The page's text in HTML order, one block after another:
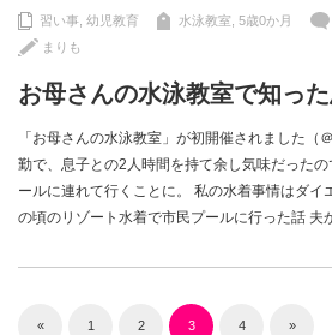
習い事 幼児教育 水泳教室 5歳0か月
まりも
お母さんの水泳教室で知っ
「お母さんの水泳教室」が初開催されました（
勤で、息子との2人時間を持て余し気味だった
ールに連れて行くことに。 私の水着事情はダ
の頃のリゾート水着で市民プールに行った話
« 1 2 3 4 »